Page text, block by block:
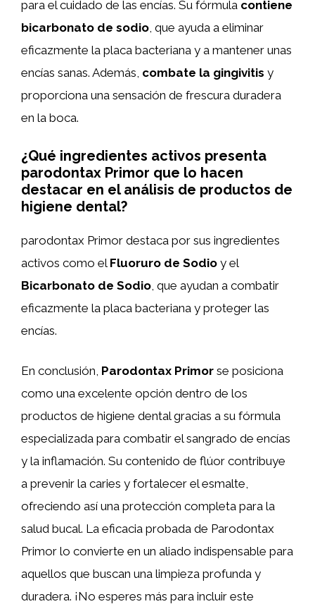
para el cuidado de las encías. Su fórmula contiene
bicarbonato de sodio, que ayuda a eliminar
eficazmente la placa bacteriana y a mantener unas
encías sanas. Además, combate la gingivitis y
proporciona una sensación de frescura duradera
en la boca.
¿Qué ingredientes activos presenta
parodontax Primor que lo hacen
destacar en el análisis de productos de
higiene dental?
parodontax Primor destaca por sus ingredientes
activos como el Fluoruro de Sodio y el
Bicarbonato de Sodio , que ayudan a combatir
eficazmente la placa bacteriana y proteger las
encías.
En conclusión, Parodontax Primor se posiciona
como una excelente opción dentro de los
productos de higiene dental gracias a su fórmula
especializada para combatir el sangrado de encías
y la inflamación. Su contenido de flúor contribuye
a prevenir la caries y fortalecer el esmalte,
ofreciendo así una protección completa para la
salud bucal. La eficacia probada de Parodontax
Primor lo convierte en un aliado indispensable para
aquellos que buscan una limpieza profunda y
duradera. ¡No esperes más para incluir este